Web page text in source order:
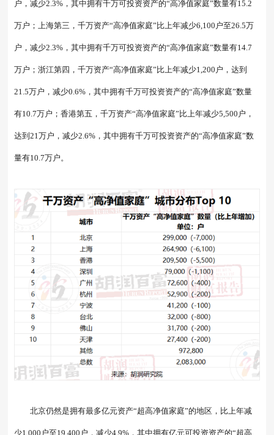
户，减少2.3%，其中拥有千万可投资资产的“高净值家庭”数量有15.2
万户；上海第三，千万资产“高净值家庭”比上年减少6,100户至26.5万
户，减少2.3%，其中拥有千万可投资资产的“高净值家庭”数量有14.7
万户；浙江第四，千万资产“高净值家庭”比上年减少1,200户，达到
21.5万户，减少0.6%，其中拥有千万可投资资产的“高净值家庭”数量
有10.7万户；香港第五，千万资产“高净值家庭”比上年减少5,500户，
达到21万户，减少2.6%，其中拥有千万可投资资产的“高净值家庭”数
量有10.7万户。
北京仍然是拥有最多亿元资产“超高净值家庭”的地区，比上年减
少1,000户至19,400户，减少4.9%，其中拥有亿元可投资资产的“超高